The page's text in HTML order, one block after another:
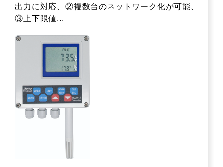
出力に対応、②複数台のネットワーク化が可能、
③上下限値...